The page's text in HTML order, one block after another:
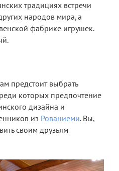
традициях встречи
народов мира, а
фабрике игрушек.
предстоит выбрать
которых предпочтение
дизайна и
из Рованиеми. Вы,
своим друзьям